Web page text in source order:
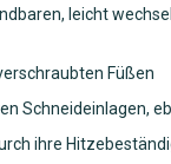
leicht
Füßen
Schneideinlagen,
ihre